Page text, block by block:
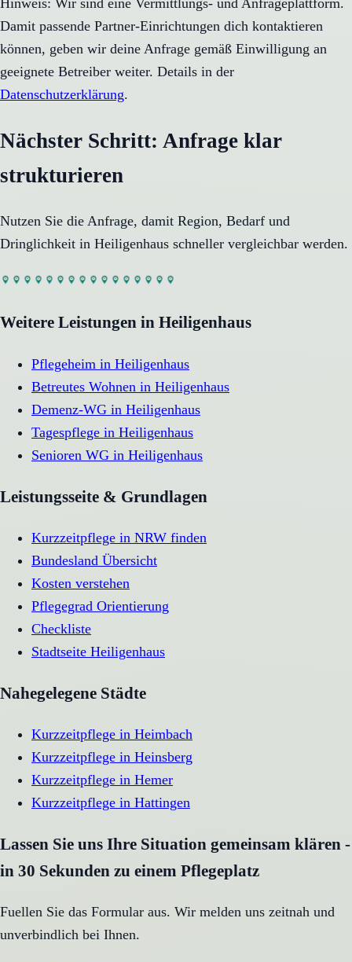
Damit passende Partner-Einrichtungen dich kontaktieren
können, geben wir deine Anfrage gemäß Einwilligung an
geeignete Betreiber weiter. Details in der
Datenschutzerklärung.
Nächster Schritt: Anfrage klar
strukturieren
Nutzen Sie die Anfrage, damit Region, Bedarf und
Dringlichkeit in Heiligenhaus schneller vergleichbar werden.
Weitere Leistungen in Heiligenhaus
Pflegeheim in Heiligenhaus
Betreutes Wohnen in Heiligenhaus
Demenz-WG in Heiligenhaus
Tagespflege in Heiligenhaus
Senioren WG in Heiligenhaus
Leistungsseite & Grundlagen
Kurzzeitpflege in NRW finden
Bundesland Übersicht
Kosten verstehen
Pflegegrad Orientierung
Checkliste
Stadtseite Heiligenhaus
Nahegelegene Städte
Kurzzeitpflege in Heimbach
Kurzzeitpflege in Heinsberg
Kurzzeitpflege in Hemer
Kurzzeitpflege in Hattingen
Lassen Sie uns Ihre Situation gemeinsam klären -
in 30 Sekunden zu einem Pflegeplatz
Fuellen Sie das Formular aus. Wir melden uns zeitnah und
unverbindlich bei Ihnen.